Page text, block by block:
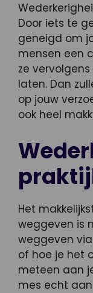
Door iets te
geneigd om
mensen een
ze
laten. Dan
op jouw
ook heel
Het
weggeven is
weggeven
of hoe je het
meteen aan
mes echt